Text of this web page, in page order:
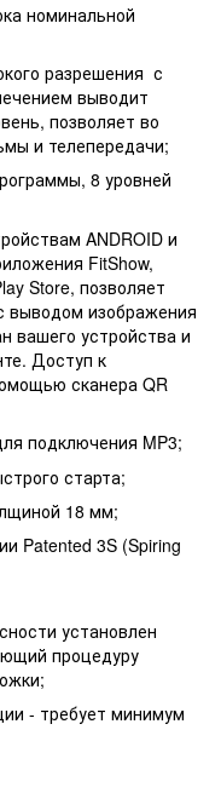
номинальной
разрешения с
выводит
позволяет во
и телепередачи;
8 уровней
ANDROID и
FitShow,
Store, позволяет
выводом изображения
вашего устройства и
Доступ к
сканера QR
подключения MP3;
старта;
18 мм;
Patented 3S (Spiring
установлен
процедуру
- требует минимум